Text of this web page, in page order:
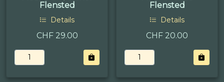
Flensted
Details
CHF 29.00
Flensted
Details
CHF 20.00